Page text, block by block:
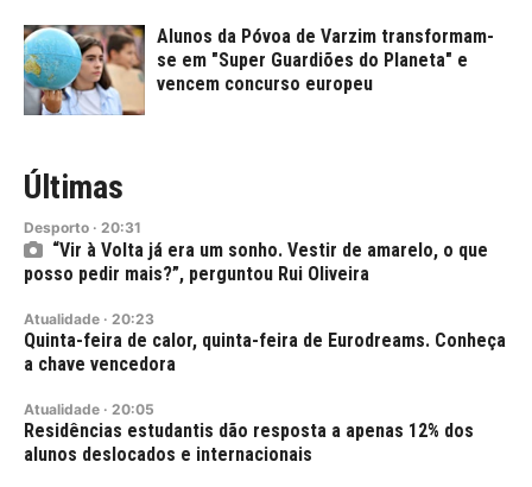
Alunos da Póvoa de Varzim transformam-
se em "Super Guardiões do Planeta" e
vencem concurso europeu
Últimas
Desporto · 20:31
“Vir à Volta já era um sonho. Vestir de amarelo, o que
posso pedir mais?”, perguntou Rui Oliveira
Atualidade · 20:23
Quinta-feira de calor, quinta-feira de Eurodreams. Conheça
a chave vencedora
Atualidade · 20:05
Residências estudantis dão resposta a apenas 12% dos
alunos deslocados e internacionais